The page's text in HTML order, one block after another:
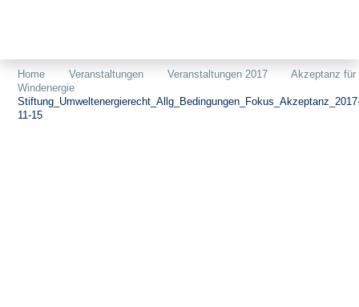
Home Veranstaltungen Veranstaltungen 2017
Akzeptanz für
Windenergie
11-15